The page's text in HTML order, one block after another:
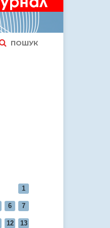
ПОШУК
1
6 7
12 13